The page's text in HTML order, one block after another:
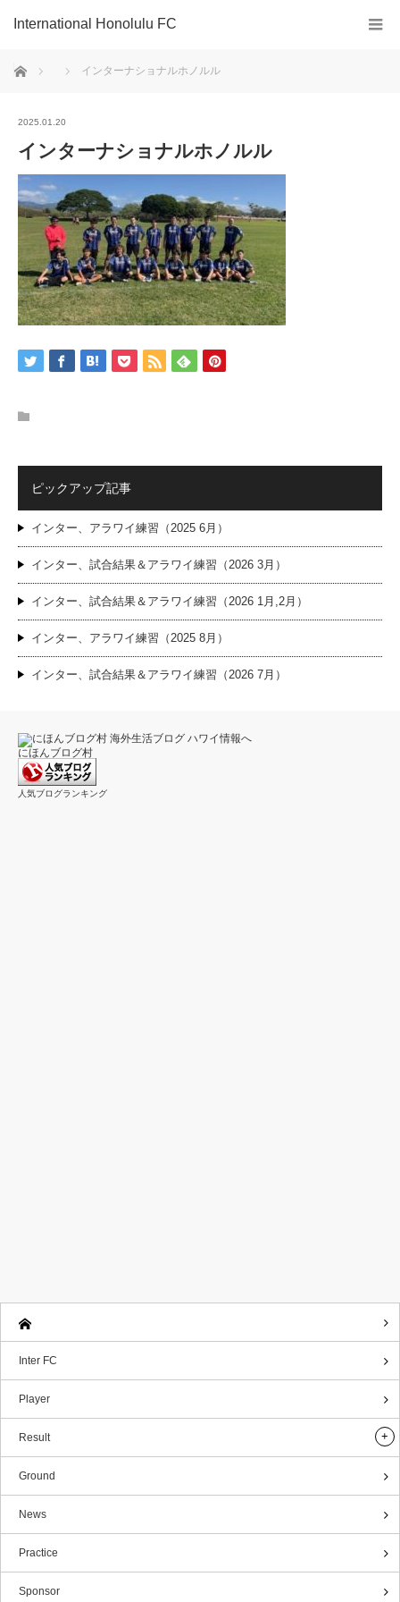
International Honolulu FC
ホーム インターナショナルホノルル
2025.01.20
インターナショナルホノルル
ピックアップ記事
インター、アラワイ練習（2025 6月）
インター、試合結果＆アラワイ練習（2026 3月）
インター、試合結果＆アラワイ練習（2026 1月,2月）
インター、アラワイ練習（2025 8月）
インター、試合結果＆アラワイ練習（2026 7月）
にほんブログ村
人気ブログランキング
Inter FC
Player
Result
Ground
News
Practice
Sponsor